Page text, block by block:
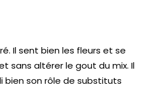
Il sent bien les fleurs et se
sans altérer le gout du mix. Il
bien son rôle de substituts